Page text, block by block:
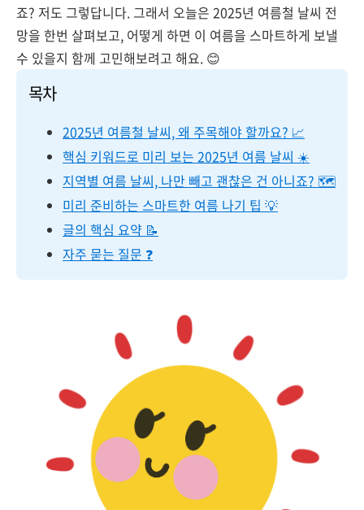
죠? 저도 그렇답니다. 그래서 오늘은 2025년 여름철 날씨 전
망을 한번 살펴보고, 어떻게 하면 이 여름을 스마트하게 보낼
수 있을지 함께 고민해보려고 해요. 😊
목차
2025년 여름철 날씨, 왜 주목해야 할까요? 📈
핵심 키워드로 미리 보는 2025년 여름 날씨 ☀️
지역별 여름 날씨, 나만 빼고 괜찮은 건 아니죠? 🗺️
미리 준비하는 스마트한 여름 나기 팁 💡
글의 핵심 요약 📝
자주 묻는 질문 ❓